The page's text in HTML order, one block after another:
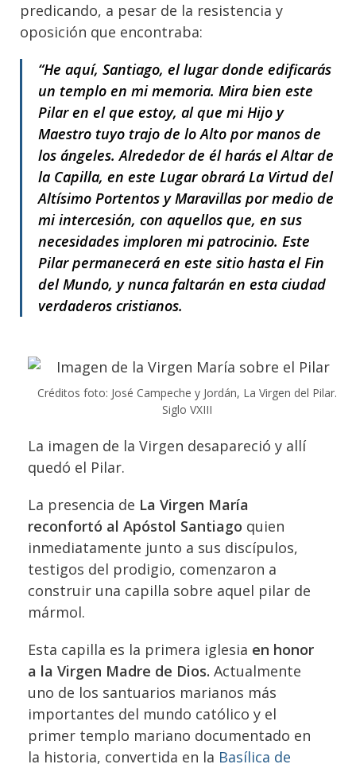
predicando, a pesar de la resistencia y
oposición que encontraba:
“He aquí, Santiago, el lugar donde edificarás
un templo en mi memoria. Mira bien este
Pilar en el que estoy, al que mi Hijo y
Maestro tuyo trajo de lo Alto por manos de
los ángeles. Alrededor de él harás el Altar de
la Capilla, en este Lugar obrará La Virtud del
Altísimo Portentos y Maravillas por medio de
mi intercesión, con aquellos que, en sus
necesidades imploren mi patrocinio. Este
Pilar permanecerá en este sitio hasta el Fin
del Mundo, y nunca faltarán en esta ciudad
verdaderos cristianos.
Créditos foto: José Campeche y Jordán, La Virgen del Pilar.
Siglo VXIII
La imagen de la Virgen desapareció y allí
quedó el Pilar.
La presencia de La Virgen María
reconfortó al Apóstol Santiago quien
inmediatamente junto a sus discípulos,
testigos del prodigio, comenzaron a
construir una capilla sobre aquel pilar de
mármol.
Esta capilla es la primera iglesia en honor
a la Virgen Madre de Dios. Actualmente
uno de los santuarios marianos más
importantes del mundo católico y el
primer templo mariano documentado en
la historia, convertida en la Basílica de